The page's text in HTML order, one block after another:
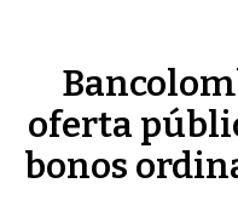
oferta
bonos